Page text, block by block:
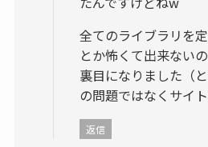
全てのライブラリを
とか怖くて出来ない
裏目になりました（
の問題ではなくサイ
返信